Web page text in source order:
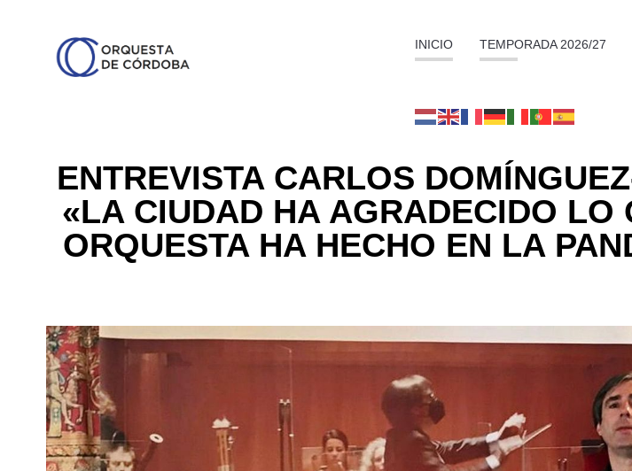
INICIO TEMPORADA 2026/27
ENTREVISTA CARLOS
«LA CIUDAD HA AGRADECIDO LO
ORQUESTA HA HECHO EN LA